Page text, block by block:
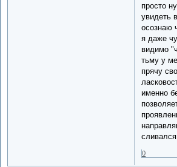
просто
увидеть
осознаю
я даже
видимо
тьму у
прячу
именно
сливался
0